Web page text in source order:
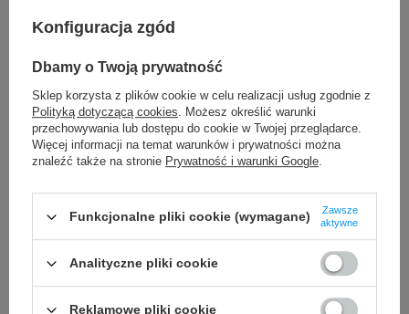
➡️ Przewaga oryginalnej baterii, nad
tańszymi zamiennikami:
✅ Gwarancja jakości i bezpieczeństwa
✅ Wysoka wydajność i komfort użytkowania
Pojemność akumulatora
Napięcie 3,85V
Rodzaj ogniw Li-Ion
TO MOŻE CIĘ ZAINTERESOWAĆ
MOTO G13 XT2331 (Regenerowany)
PROMOCJA
Bateria do Apple iPhone XS Max 3174mAh bez BMS
21,17 zł / szt.
Konfiguracja zgód
Dbamy o Twoją prywatność
Sklep korzysta z plików cookie w celu realizacji usług zgodnie z
Polityką dotyczącą cookies. Możesz określić warunki
przechowywania lub dostępu do cookie w Twojej przeglądarce.
Więcej informacji na temat warunków i prywatności można
znaleźć także na stronie Prywatność i warunki Google.
Funkcjonalne pliki cookie (wymagane)
Zawsze
aktywne
Analityczne pliki cookie
Reklamowe pliki cookie